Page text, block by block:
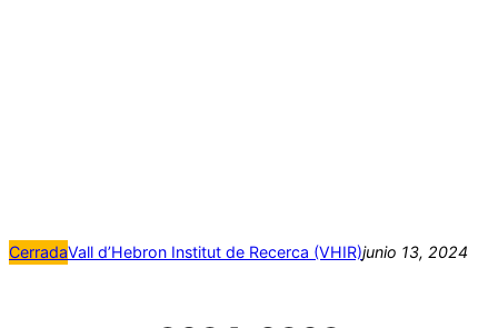
CerradaVall d’Hebron Institut de Recerca (VHIR)junio 13, 2024